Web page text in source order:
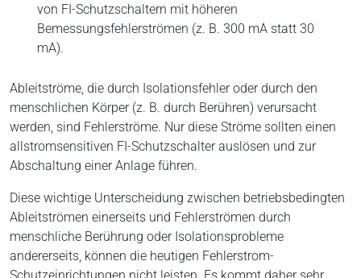
von FI-Schutzschaltern mit höheren
Bemessungsfehlerströmen (z. B. 300 mA statt 30
mA).
Ableitströme, die durch Isolationsfehler oder durch den
menschlichen Körper (z. B. durch Berühren) verursacht
werden, sind Fehlerströme. Nur diese Ströme sollten einen
allstromsensitiven FI-Schutzschalter auslösen und zur
Abschaltung einer Anlage führen.
Diese wichtige Unterscheidung zwischen betriebsbedingten
Ableitströmen einerseits und Fehlerströmen durch
menschliche Berührung oder Isolationsprobleme
andererseits, können die heutigen Fehlerstrom-